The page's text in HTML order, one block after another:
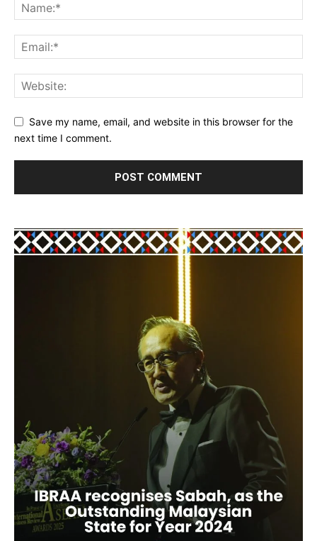
Save my name, email, and website in this browser for the
next time I comment.